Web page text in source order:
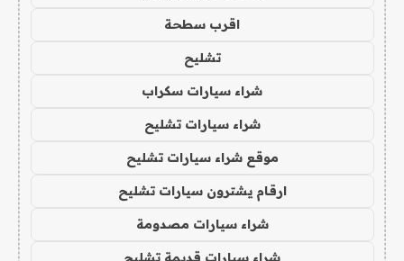
اقرب سطحة
تشليح
شراء سيارات سكراب
شراء سيارات تشليح
موقع شراء سيارات تشليح
ارقام يشترون سيارات تشليح
شراء سيارات مصدومة
شراء سيارات قديمة تشليح